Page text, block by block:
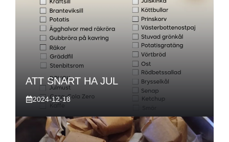
ATT SNART HA JUL
2024-12-18